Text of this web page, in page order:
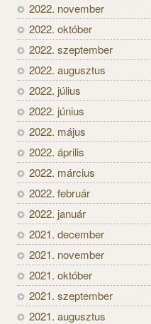
2022. november
2022. október
2022. szeptember
2022. augusztus
2022. július
2022. június
2022. május
2022. április
2022. március
2022. február
2022. január
2021. december
2021. november
2021. október
2021. szeptember
2021. augusztus